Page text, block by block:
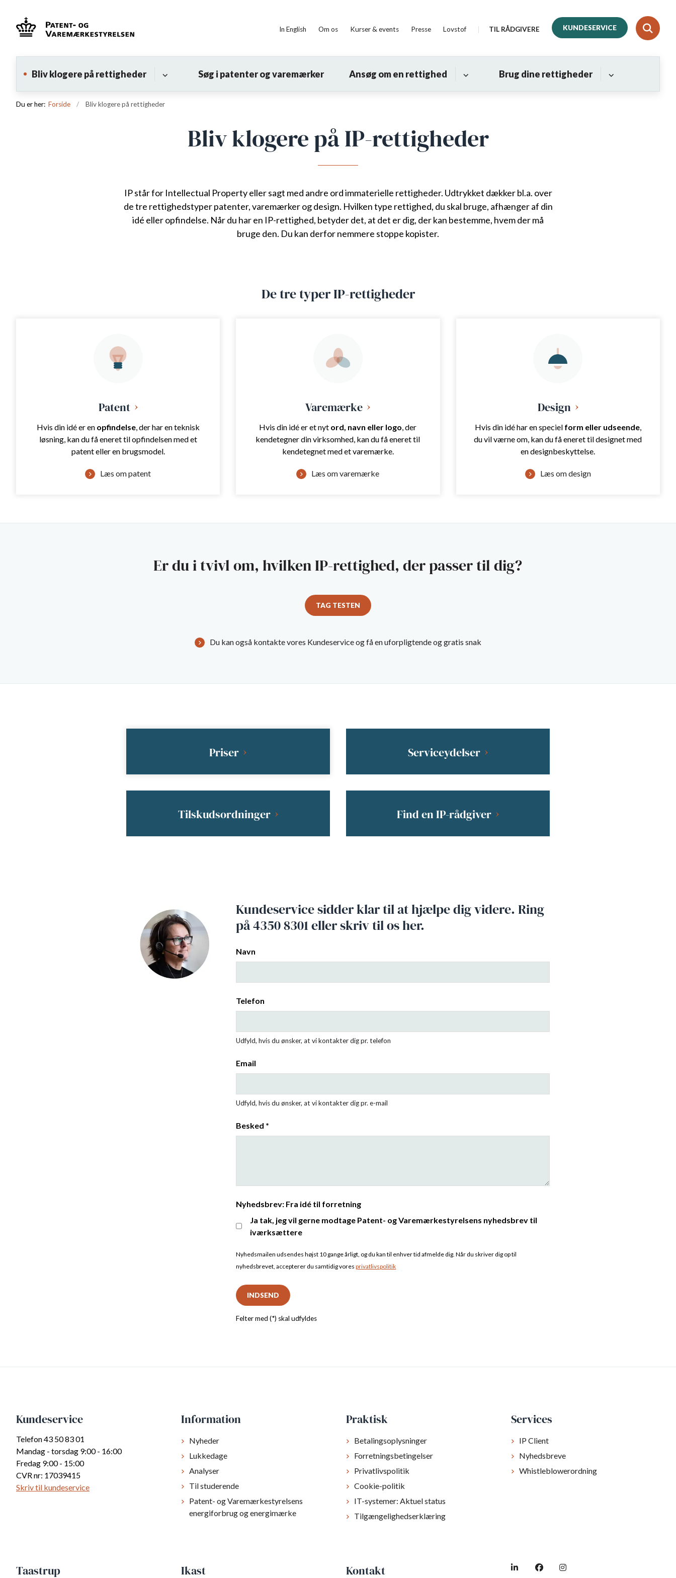
In English Om os Kurser & events Presse Lovstof TIL RÅDGIVERE KUNDESERVICE
Bliv klogere på rettigheder Søg i patenter og varemærker Ansøg om en rettighed Brug dine rettigheder
Du er her: Forside Bliv klogere på rettigheder
Bliv klogere på IP-rettigheder
IP står for Intellectual Property eller sagt med andre ord immaterielle rettigheder. Udtrykket dækker bl.a. over
de tre rettighedstyper patenter, varemærker og design. Hvilken type rettighed, du skal bruge, afhænger af din
idé eller opfindelse. Når du har en IP-rettighed, betyder det, at det er dig, der kan bestemme, hvem der må
bruge den. Du kan derfor nemmere stoppe kopister.
De tre typer IP-rettigheder
Patent
Hvis din idé er en opfindelse, der har en teknisk
løsning, kan du få eneret til opfindelsen med et
patent eller en brugsmodel.
Læs om patent
Varemærke
Hvis din idé er et nyt ord, navn eller logo, der
kendetegner din virksomhed, kan du få eneret til
kendetegnet med et varemærke.
Læs om varemærke
Design
Hvis din idé har en speciel form eller udseende,
du vil værne om, kan du få eneret til designet med
en designbeskyttelse.
Læs om design
Er du i tvivl om, hvilken IP-rettighed, der passer til dig?
TAG TESTEN
Du kan også kontakte vores Kundeservice og få en uforpligtende og gratis snak
Priser Serviceydelser
Tilskudsordninger Find en IP-rådgiver
Kundeservice sidder klar til at hjælpe dig videre. Ring
på 4350 8301 eller skriv til os her.
Navn
Telefon
Udfyld, hvis du ønsker, at vi kontakter dig pr. telefon
Email
Udfyld, hvis du ønsker, at vi kontakter dig pr. e-mail
Besked *
Nyhedsbrev: Fra idé til forretning
Ja tak, jeg vil gerne modtage Patent- og Varemærkestyrelsens nyhedsbrev til
iværksættere
Nyhedsmailen udsendes højst 10 gange årligt, og du kan til enhver tid afmelde dig. Når du skriver dig op til
nyhedsbrevet, accepterer du samtidig voresprivatlivspolitik
INDSEND
Felter med (*) skal udfyldes
Kundeservice
Telefon 43 50 83 01
Mandag - torsdag 9:00 - 16:00
Fredag 9:00 - 15:00
CVR nr: 17039415
Skriv til kundeservice
Information
Nyheder
Lukkedage
Analyser
Til studerende
Patent- og Varemærkestyrelsens
energiforbrug og energimærke
Praktisk
Betalingsoplysninger
Forretningsbetingelser
Privatlivspolitik
Cookie-politik
IT-systemer: Aktuel status
Tilgængelighedserklæring
Services
IP Client
Nyhedsbreve
Whistleblowerordning
Taastrup Ikast Kontakt